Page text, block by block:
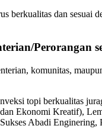
berkualitas dan sesuai
Perorangan
komunitas,
topi berkualitas
Ekonomi Kreatif),
Abadi